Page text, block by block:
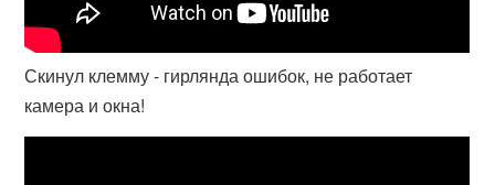
Скинул клемму - гирлянда ошибок, не работает
камера и окна!